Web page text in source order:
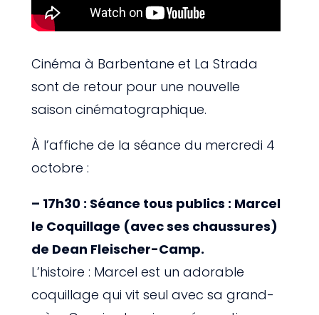
Cinéma à Barbentane et La Strada
sont de retour pour une nouvelle
saison cinématographique.
À l’affiche de la séance du mercredi 4
octobre :
– 17h30 : Séance tous publics : Marcel
le Coquillage (avec ses chaussures)
de Dean Fleischer-Camp.
L’histoire : Marcel est un adorable
coquillage qui vit seul avec sa grand-